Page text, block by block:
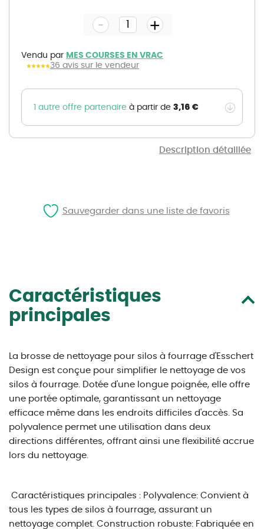
Description détaillée
gallery
Vendu par MES COURSES EN VRAC
36 avis sur le vendeur
- +
1 autre offre partenaire à partir de 3,16 €
Caractéristiques
principales
La brosse de nettoyage pour silos à fourrage d'Esschert
Design est conçue pour simplifier le nettoyage de vos
silos à fourrage. Dotée d'une longue poignée, elle offre
une portée optimale, garantissant un nettoyage
efficace même dans les endroits difficiles d'accès. Sa
polyvalence permet une utilisation dans deux
directions différentes, offrant ainsi une flexibilité accrue
lors du nettoyage.
Caractéristiques principales : Polyvalence: Convient à
tous les types de silos à fourrage, assurant un
nettoyage complet. Construction robuste: Fabriquée en
Sauvegarder dans une liste de favoris